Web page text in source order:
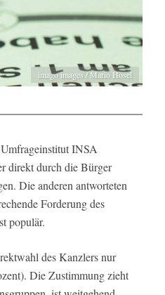
imago images / Mario Hösel
INSA
direkt durch die Bürger
Die anderen antworteten
Forderung des
populär.
des Kanzlers nur
Die Zustimmung zieht